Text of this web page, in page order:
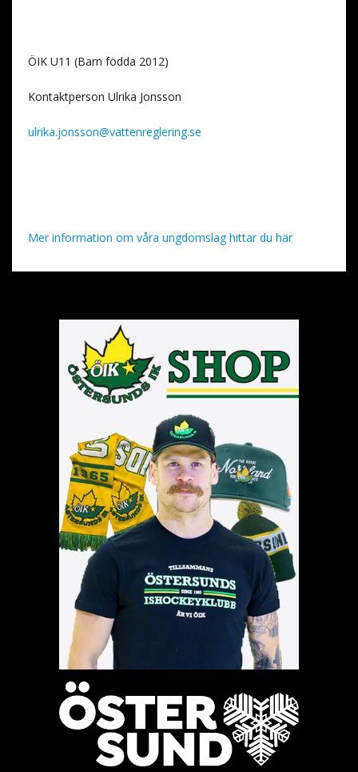
ÖIK U11 (Barn födda 2012)
Kontaktperson Ulrika Jonsson
ulrika.jonsson@vattenreglering.se
Mer information om våra ungdomslag hittar du här